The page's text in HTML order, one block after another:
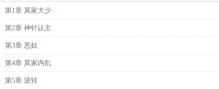
第1章 莫家大少
第2章 神针认主
第3章 恶奴
第4章 莫家内乱
第5章 逆转